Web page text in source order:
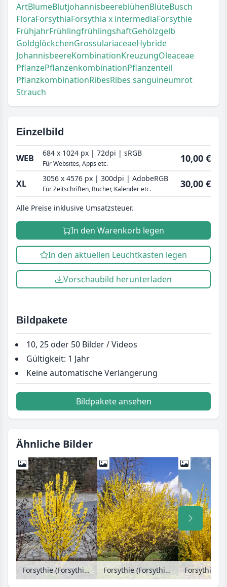
ArtBlumeBlutjohannisbeereblühenBlüteBusch
FloraForsythiaForsythia x intermediaForsythie
FrühjahrFrühlingfrühlingshaftGehölzgelb
GoldglöckchenGrossulariaceaeHybride
JohannisbeereKombinationKreuzungOleaceae
PflanzePflanzenkombinationPflanzenteil
PflanzkombinationRibesRibes sanguineumrot
Strauch
Einzelbild
WEB 684 x 1024 px | 72dpi | sRGB
Für Websites, Apps etc. 10,00 €
XL 3056 x 4576 px | 300dpi | AdobeRGB
Für Zeitschriften, Bücher, Kalender etc. 30,00 €
Alle Preise inklusive Umsatzsteuer.
In den Warenkorb legen
In den aktuellen Leuchtkasten legen
Vorschaubild herunterladen
Bildpakete
10, 25 oder 50 Bilder / Videos
Gültigkeit: 1 Jahr
Keine automatische Verlängerung
Bildpakete ansehen
Ähnliche Bilder
Forsythie (Forsythia x intermedia 'Goldzauber') Forsythie (Forsythia x intermedia 'Spring')